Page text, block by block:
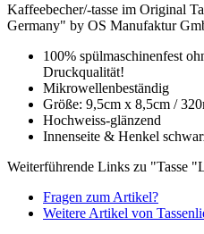
Kaffeebecher/-tasse im Original
Germany" by OS Manufaktur
100% spülmaschinenfest
Druckqualität!
Mikrowellenbeständig
Größe: 9,5cm x 8,5cm /
Hochweiss-glänzend
Innenseite & Henkel
Weiterführende Links zu "Tasse
Fragen zum Artikel?
Weitere Artikel von